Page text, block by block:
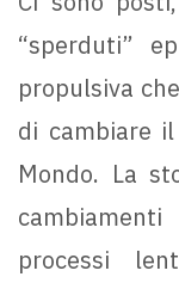
“sperduti”
propulsiva
di cambiare
Mondo. La
processi